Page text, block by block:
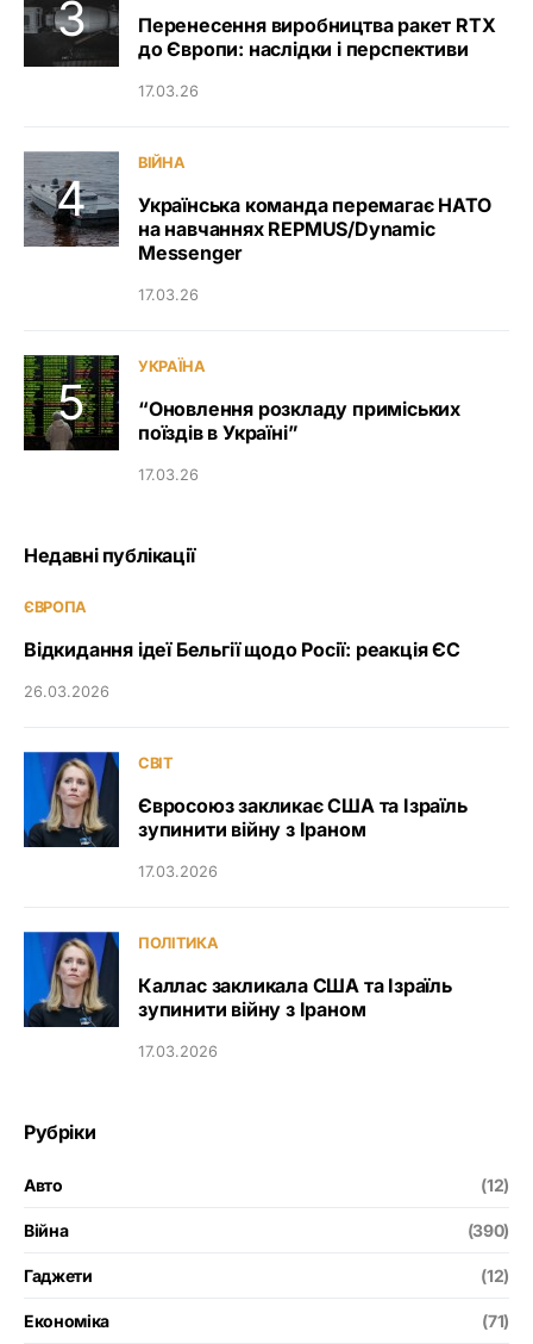
Перенесення виробництва ракет RTX
до Європи: наслідки і перспективи
17.03.26
ВІЙНА
Українська команда перемагає НАТО
на навчаннях REPMUS/Dynamic
Messenger
17.03.26
УКРАЇНА
“Оновлення розкладу приміських
поїздів в Україні”
17.03.26
Недавні публікації
ЄВРОПА
Відкидання ідеї Бельгії щодо Росії: реакція ЄС
26.03.2026
СВІТ
Євросоюз закликає США та Ізраїль
зупинити війну з Іраном
17.03.2026
ПОЛІТИКА
Каллас закликала США та Ізраїль
зупинити війну з Іраном
17.03.2026
Рубріки
Авто (12)
Війна (390)
Гаджети (12)
Економіка (71)